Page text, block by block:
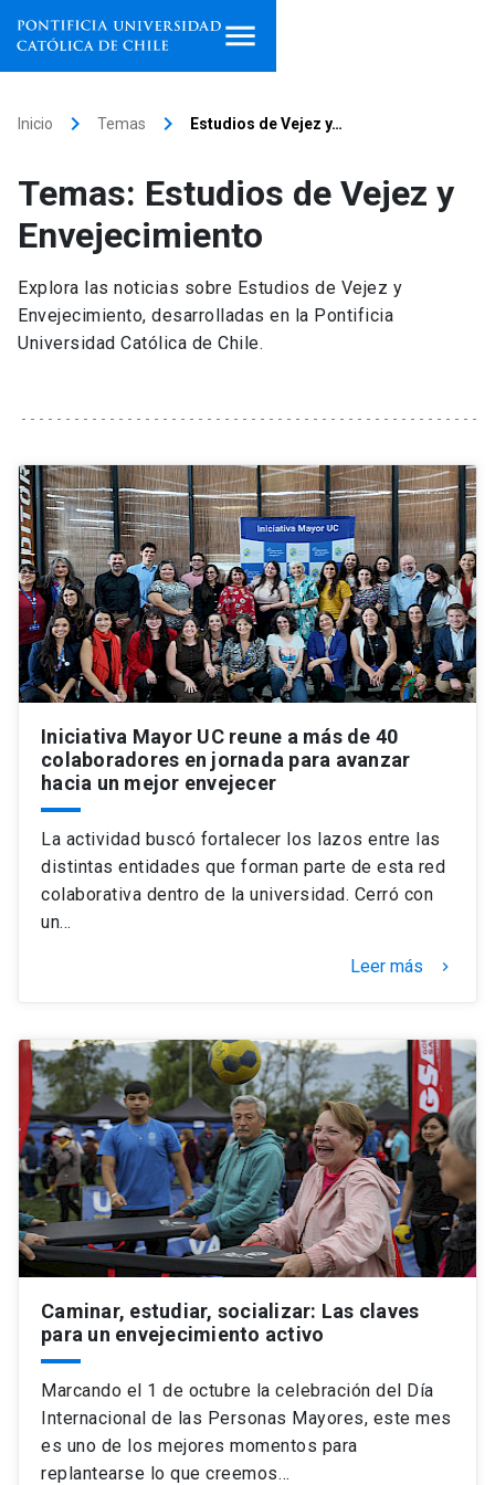
Facultades, escuelas e
institutos
Investigación
Internacionalización launch
Universidad
Información para keyboard_arrow_down
Futuros estudiantes
Estudiantes
Académicos
Personal
Alumni launch
Padres y familia
Go to english site launch
ACCESOS DIRECTOS
Mi Cuenta UC launch
Mi Portal UC launch
Medios
Inicio keyboard_arrow_right Temas keyboard_arrow_right Estudios de Vejez y…
Temas: Estudios de Vejez y
Envejecimiento
Explora las noticias sobre Estudios de Vejez y
Envejecimiento, desarrolladas en la Pontificia
Universidad Católica de Chile.
Iniciativa Mayor UC reune a más de 40
colaboradores en jornada para avanzar
hacia un mejor envejecer
La actividad buscó fortalecer los lazos entre las
distintas entidades que forman parte de esta red
colaborativa dentro de la universidad. Cerró con
un…
Leer más keyboard_arrow_right
Caminar, estudiar, socializar: Las claves
para un envejecimiento activo
Marcando el 1 de octubre la celebración del Día
Internacional de las Personas Mayores, este mes
es uno de los mejores momentos para
replantearse lo que creemos…